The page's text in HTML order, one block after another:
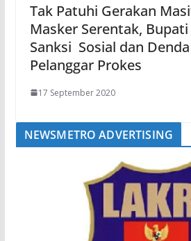
Tak Patuhi Gerakan
Masker Serentak,
Sanksi Sosial dan
Pelanggar Prokes
17 September 2020
NEWSMETRO ADVERTISING